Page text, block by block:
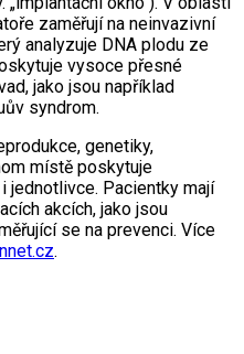
zaměřují na neinvazivní
analyzuje DNA plodu ze
vysoce přesné
jako jsou například
syndrom.
genetiky,
místě poskytuje
jednotlivce. Pacientky mají
akcích, jako jsou
se na prevenci. Více
.